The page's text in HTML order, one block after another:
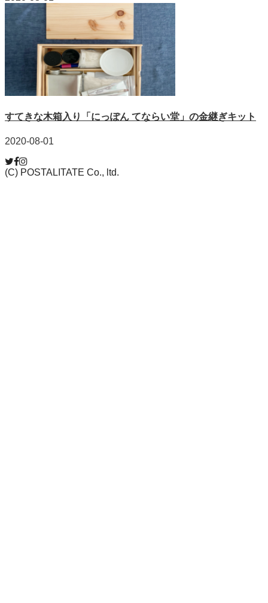
すてきな木箱入り「にっぽん てならい堂」の金継ぎキット
2020-08-01
(C) POSTALITATE Co., ltd.